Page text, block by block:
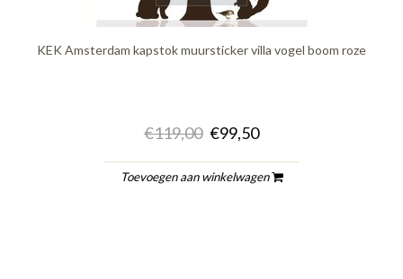
KEK Amsterdam kapstok muursticker villa vogel boom roze
€119,00 €99,50
Toevoegen aan winkelwagen